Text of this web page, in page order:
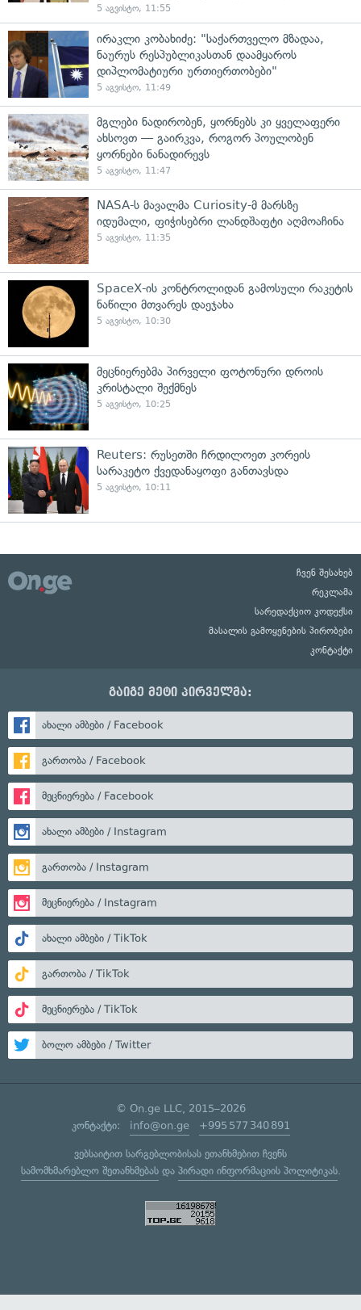
5 აგვისტო, 11:55
ირაკლი კობახიძე: "საქართველო მზადაა,
ნაურუს რესპუბლიკასთან დაამყაროს
დიპლომატიური ურთიერთობები"
5 აგვისტო, 11:49
მგლები ნადირობენ, ყორნებს კი ყველაფერი
ახსოვთ — გაირკვა, როგორ პოულობენ
ყორნები ნანადირევს
5 აგვისტო, 11:47
NASA-ს მავალმა Curiosity-მ მარსზე
იდუმალი, ფიჭისებრი ლანდშაფტი აღმოაჩინა
5 აგვისტო, 11:35
SpaceX-ის კონტროლიდან გამოსული რაკეტის
ნაწილი მთვარეს დაეჯახა
5 აგვისტო, 10:30
მეცნიერებმა პირველი ფოტონური დროის
კრისტალი შექმნეს
5 აგვისტო, 10:25
Reuters: რუსეთში ჩრდილოეთ კორეის
სარაკეტო ქვედანაყოფი განთავსდა
5 აგვისტო, 10:11
ჩვენ შესახებ
რეკლამა
სარედაქციო კოდექსი
მასალის გამოყენების პირობები
კონტაქტი
გაიგე მეტი პირველმა:
ახალი ამბები / Facebook
გართობა / Facebook
მეცნიერება / Facebook
ახალი ამბები / Instagram
გართობა / Instagram
მეცნიერება / Instagram
ახალი ამბები / TikTok
გართობა / TikTok
მეცნიერება / TikTok
ბოლო ამბები / Twitter
© On.ge LLC, 2015–2026
კონტაქტი: info@on.ge +995 577 340 891
ვებსაიტით სარგებლობისას ეთანხმებით ჩვენს
სამომხმარებლო შეთანხმებასდა პირადი ინფორმაციის პოლიტიკას.